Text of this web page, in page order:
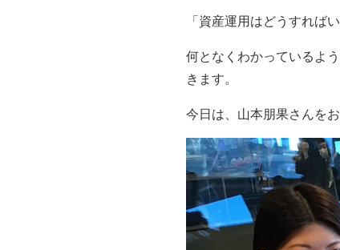
「資産運用はどうすれば
何となくわかっているよ
きます。
今日は、山本朋果さんを